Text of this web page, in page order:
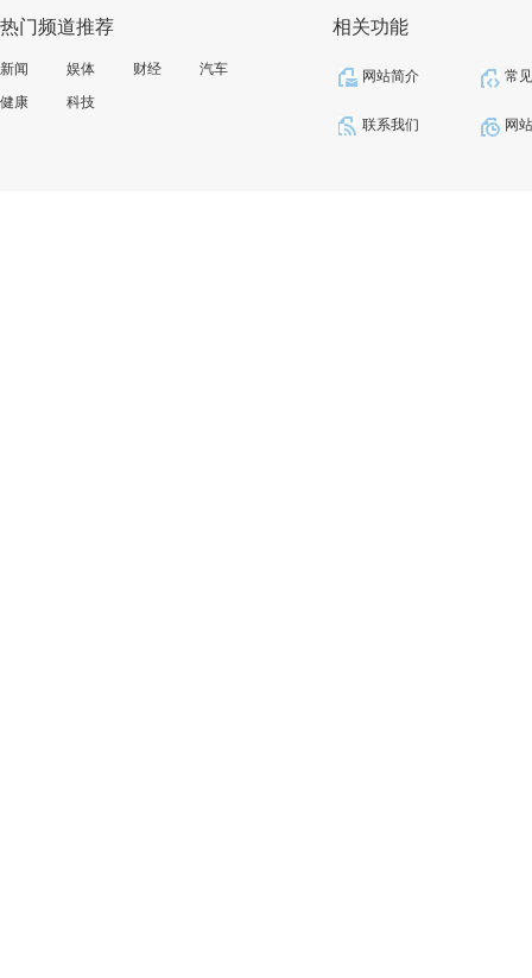
热门频道推荐
新闻 娱体 财经
汽车
健康
科技
相关功能
网站简介 常
联系我们 网